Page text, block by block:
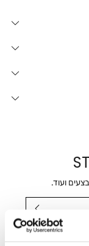
ועוד.
ופרסומים